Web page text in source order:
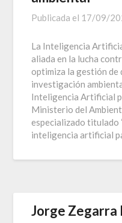
Publicada el 17/09/
La Inteligencia
aliada en la lucha
optimiza la gestión
investigación
Inteligencia Artificial
Ministerio del
especializado titulado
inteligencia artificial
Jorge Zegarra